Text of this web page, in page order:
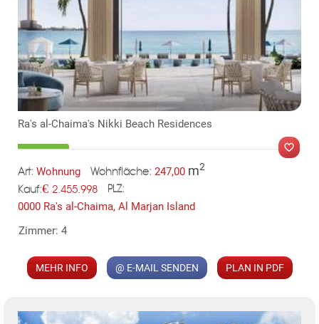
Ra's al-Chaima's Nikki Beach Residences
Art: Wohnung Wohnfläche: 247,00 m2
Kauf:€ 2.455.998 PLZ:
0000 Ra's al-Chaima, Al Marjan Island
Zimmer: 4
MEHR INFO @ E-MAIL SENDEN PLAN IN PDF